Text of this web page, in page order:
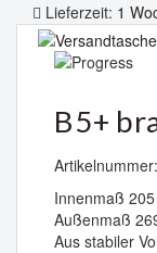
Lieferzeit: 1
B5+
Innenmaß
Außenmaß
Aus stabiler